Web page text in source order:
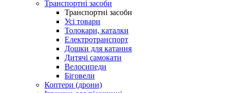
Транспортні засоби
Транспортні засоби
Усі товари
Толокари, каталки
Електротранспорт
Дошки для катання
Дитячі самокати
Велосипеди
Біговели
Коптери (дрони)